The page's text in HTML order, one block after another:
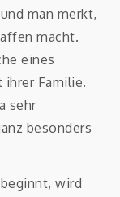
man merkt,
macht.
eines
ihrer Familie.
sehr
besonders
wird